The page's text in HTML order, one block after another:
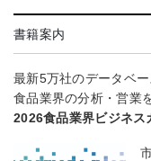
書籍案内
最新5万社のデータベー
食品業界の分析・営業
2026食品業界ビジネス